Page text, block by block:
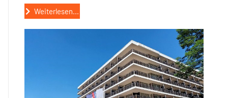
Weiterlesen...